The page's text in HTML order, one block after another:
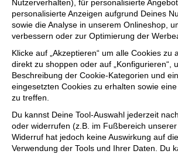
Nutzerverhalten), für personalisierte
personalisierte Anzeigen aufgrund Deines
sowie die Analyse in unserem Onlineshop,
verbessern oder zur Optimierung der
Klicke auf „Akzeptieren“ um alle Cookies zu
direkt zu shoppen oder auf „Konfigurieren“,
Beschreibung der Cookie-Kategorien und
eingesetzten Cookies zu erhalten sowie
zu treffen.
Du kannst Deine Tool-Auswahl jederzeit
oder widerrufen (z.B. im Fußbereich
Widerruf hat jedoch keine Auswirkung auf
Verwendung der Tools und Ihrer Daten. Du